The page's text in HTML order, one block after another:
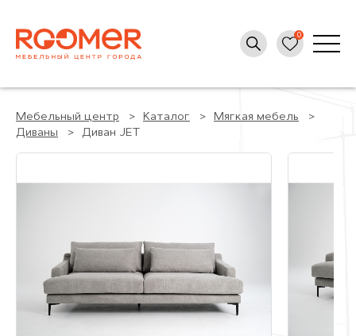
Мебельный центр Каталог
Мягкая мебель
Диваны
Диван JET